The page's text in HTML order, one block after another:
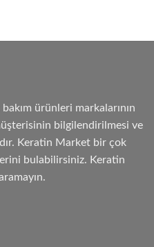
ürünleri markalarının
bilgilendirilmesi ve
Keratin Market bir çok
bulabilirsiniz. Keratin